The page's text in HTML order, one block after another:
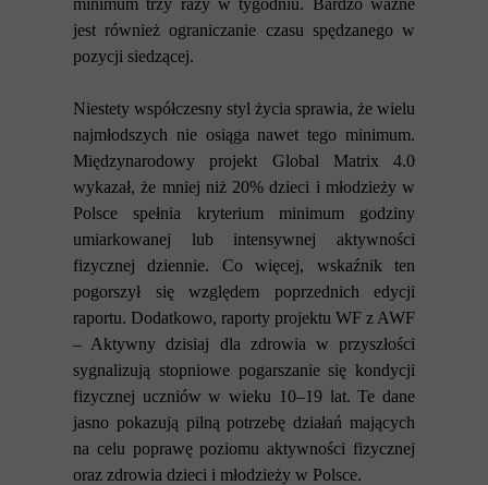
minimum trzy razy w tygodniu. Bardzo ważne
jest również ograniczanie czasu spędzanego w
pozycji siedzącej.
Niestety współczesny styl życia sprawia, że wielu
najmłodszych nie osiąga nawet tego minimum.
Międzynarodowy projekt Global Matrix 4.0
wykazał, że mniej niż 20% dzieci i młodzieży w
Polsce spełnia kryterium minimum godziny
umiarkowanej lub intensywnej aktywności
fizycznej dziennie. Co więcej, wskaźnik ten
pogorszył się względem poprzednich edycji
raportu. Dodatkowo, raporty projektu WF z AWF
– Aktywny dzisiaj dla zdrowia w przyszłości
sygnalizują stopniowe pogarszanie się kondycji
fizycznej uczniów w wieku 10–19 lat.Te dane
jasno pokazują pilną potrzebę działań mających
na celu poprawę poziomu aktywności fizycznej
oraz zdrowia dzieci i młodzieży w Polsce.